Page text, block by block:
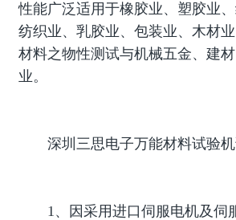
性能广泛适用于橡胶业、塑胶业、
纺织业、乳胶业、包装业、木材
材料之物性测试与机械五金、建
业。
深圳三思电子万能材料试验机
1、因采用进口伺服电机及伺